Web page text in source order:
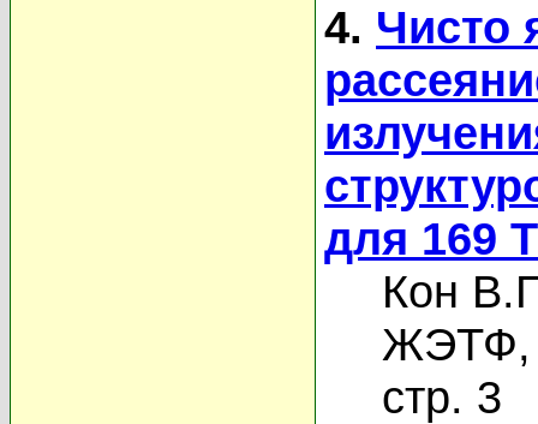
4. Чисто
для 169
Кон
ЖЭТФ,
стр. 3